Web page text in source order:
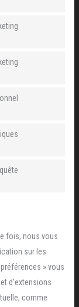
fois, nous vous
sur les
» vous
d’extensions
comme